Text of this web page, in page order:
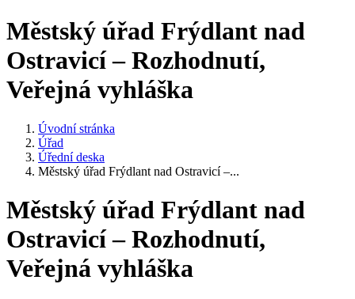
Městský úřad Frýdlant nad
Ostravicí – Rozhodnutí,
Veřejná vyhláška
Úvodní stránka
Úřad
Úřední deska
Městský úřad Frýdlant nad Ostravicí –...
Městský úřad Frýdlant nad
Ostravicí – Rozhodnutí,
Veřejná vyhláška